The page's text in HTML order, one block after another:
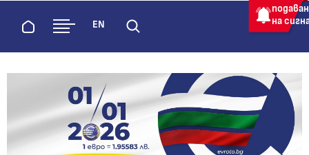
Начало EN
на